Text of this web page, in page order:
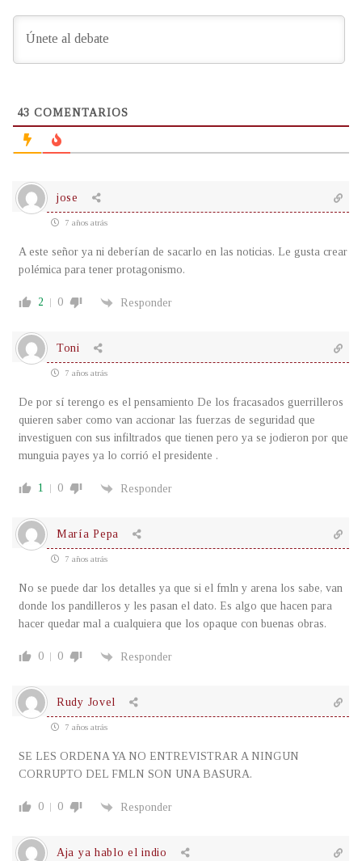
43 COMENTARIOS
jose
7 años atrás
A este señor ya ni deberían de sacarlo en las noticias. Le gusta crear
polémica para tener protagonismo.
2 0 Responder
Toni
7 años atrás
De por sí terengo es el pensamiento De los fracasados guerrilleros
quieren saber como van accionar las fuerzas de seguridad que
investiguen con sus infiltrados que tienen pero ya se jodieron por que
munguia payes ya lo corrió el presidente .
1 0 Responder
María Pepa
7 años atrás
No se puede dar los detalles ya que si el fmln y arena los sabe, van
donde los pandilleros y les pasan el dato. Es algo que hacen para
hacer quedar mal a cualquiera que los opaque con buenas obras.
0 0 Responder
Rudy Jovel
7 años atrás
SE LES ORDENA YA NO ENTREVISTRAR A NINGUN
CORRUPTO DEL FMLN SON UNA BASURA.
0 0 Responder
Aja ya hablo el indio